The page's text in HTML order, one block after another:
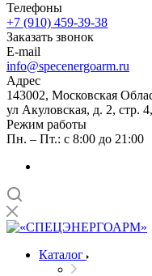
Телефоны
+7 (910) 459-39-38
Заказать звонок
E-mail
info@specenergoarm.ru
Адрес
143002, Московская
ул Акуловская, д. 2, стр.
Режим работы
Пн. – Пт.: с 8:00 до 21:00
Каталог